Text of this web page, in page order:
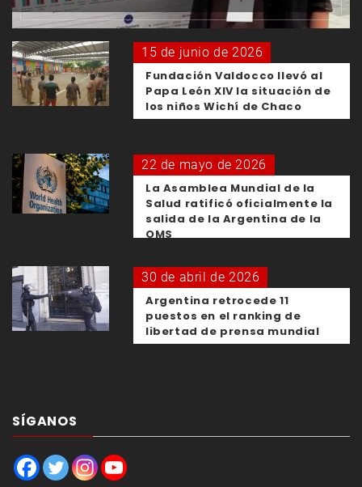
15 de junio de 2026
Fundación Valdocco llevó al
Papa León XIV la situación de
los niños Wichí de Chaco
22 de mayo de 2026
La Asamblea Mundial de la
Salud ratificó oficialmente la
salida de la Argentina de la
OMS
30 de abril de 2026
Argentina retrocede 11
puestos en el ranking de
libertad de prensa mundial
SÍGANOS